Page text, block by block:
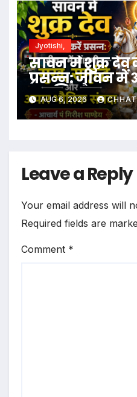
Jyotishi,
सावन में शुक्र देव
प्रसन्न: जीवन
समृद्धि और अपार
AUG 6, 2026
Leave a Reply
Your email address will
Required fields are
Comment *